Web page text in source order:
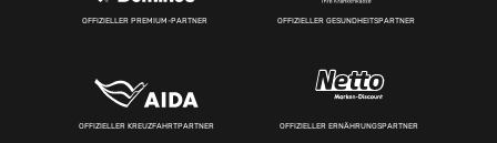
OFFIZIELLER PREMIUM-PARTNER OFFIZIELLER GESUNDHEITSPARTNER
OFFIZIELLER KREUZFAHRTPARTNER OFFIZIELLER ERNÄHRUNGSPARTNER